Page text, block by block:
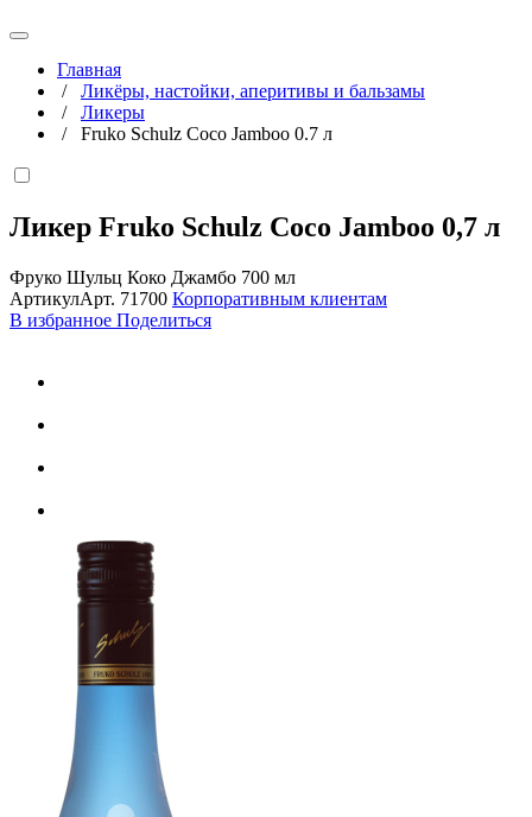
Главная
/ Ликёры, настойки, аперитивы и бальзамы
/ Ликеры
/ Fruko Schulz Coco Jamboo 0.7 л
Ликер Fruko Schulz Coco Jamboo 0,7 л
Фруко Шульц Коко Джамбо 700 мл
АртикулАрт. 71700 Корпоративным клиентам
В избранное Поделиться